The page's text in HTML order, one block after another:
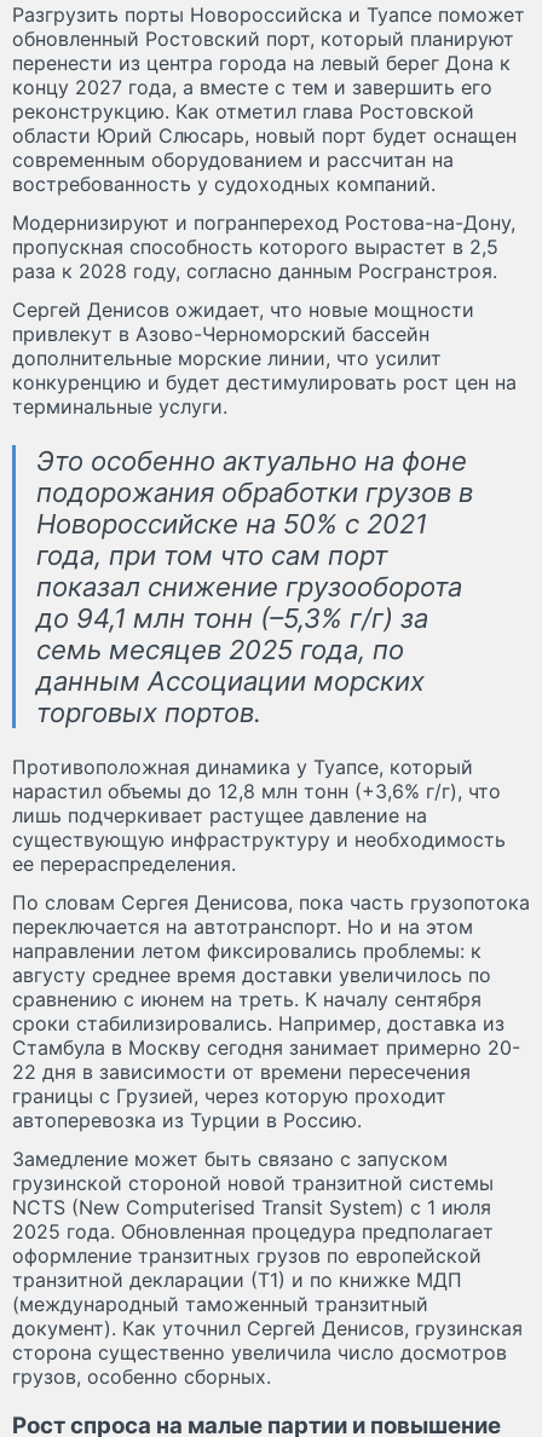
Разгрузить порты Новороссийска и Туапсе поможет
обновленный Ростовский порт, который планируют
перенести из центра города на левый берег Дона к
концу 2027 года, а вместе с тем и завершить его
реконструкцию. Как отметил глава Ростовской
области Юрий Слюсарь, новый порт будет оснащен
современным оборудованием и рассчитан на
востребованность у судоходных компаний.
Модернизируют и погранпереход Ростова-на-Дону,
пропускная способность которого вырастет в 2,5
раза к 2028 году, согласно данным Росгранстроя.
Сергей Денисов ожидает, что новые мощности
привлекут в Азово-Черноморский бассейн
дополнительные морские линии, что усилит
конкуренцию и будет дестимулировать рост цен на
терминальные услуги.
Это особенно актуально на фоне
подорожания обработки грузов в
Новороссийске на 50% с 2021
года, при том что сам порт
показал снижение грузооборота
до 94,1 млн тонн (–5,3% г/г) за
семь месяцев 2025 года, по
данным Ассоциации морских
торговых портов.
Противоположная динамика у Туапсе, который
нарастил объемы до 12,8 млн тонн (+3,6% г/г), что
лишь подчеркивает растущее давление на
существующую инфраструктуру и необходимость
ее перераспределения.
По словам Сергея Денисова, пока часть грузопотока
переключается на автотранспорт. Но и на этом
направлении летом фиксировались проблемы: к
августу среднее время доставки увеличилось по
сравнению с июнем на треть. К началу сентября
сроки стабилизировались. Например, доставка из
Стамбула в Москву сегодня занимает примерно 20-
22 дня в зависимости от времени пересечения
границы с Грузией, через которую проходит
автоперевозка из Турции в Россию.
Замедление может быть связано с запуском
грузинской стороной новой транзитной системы
NCTS (New Computerised Transit System) с 1 июля
2025 года. Обновленная процедура предполагает
оформление транзитных грузов по европейской
транзитной декларации (Т1) и по книжке МДП
(международный таможенный транзитный
документ). Как уточнил Сергей Денисов, грузинская
сторона существенно увеличила число досмотров
грузов, особенно сборных.
Рост спроса на малые партии и повышение